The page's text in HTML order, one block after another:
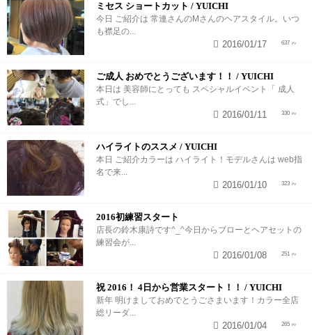
ミセス ショートカット / YUICHI
今日 ご紹介は 常連さんのMさんのヘアスタイル。いつ
も襟足の...
637
2016/01/17
ご成人 おめでとうございます！！ / YUICHI
本日は 美容師にとっても スペシャルイベント「 成人
式」でし...
330
2016/01/11
ハイライトのススメ / YUICHI
本日 ご紹介カラーは ハイライト！モデルさんは web指
名で来...
323
2016/01/10
2016初練習スタート
店長の鈴木康詩です^_^今日からブローとヘアセットの
練習会が...
251
2016/01/08
祝 2016！ 4日から営業スタート！！ / YUICHI
新年 明けましておめでとうごさまいます！カラー全店
総リーダ...
265
2016/01/04